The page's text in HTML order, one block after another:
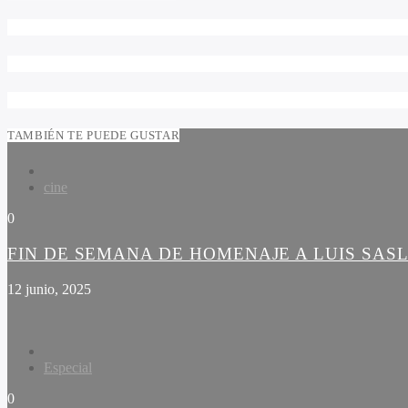
TAMBIÉN TE PUEDE GUSTAR
cine
0
FIN DE SEMANA DE HOMENAJE A LUIS
12 junio, 2025
Especial
0